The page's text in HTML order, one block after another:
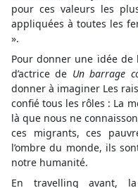
pour ces valeurs les
appliquées à toutes les
».
Pour donner une idée
d’actrice de Un barrage
donner à imaginer Les
confié tous les rôles : La
là que nous ne
ces migrants, ces
l’ombre du monde, ils
notre humanité.
En travelling avant,